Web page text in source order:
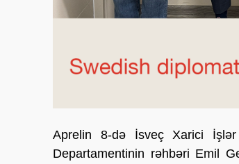
Aprelin 8-də İsveç Xarici
Departamentinin rəhbəri Emil